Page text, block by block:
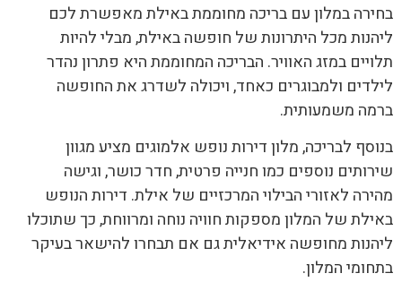
בחירה במלון עם בריכה מחוממת באילת מאפשרת לכם
ליהנות מכל היתרונות של חופשה באילת, מבלי להיות
תלויים במזג האוויר. הבריכה המחוממת היא פתרון נהדר
לילדים ולמבוגרים כאחד, ויכולה לשדרג את החופשה
ברמה משמעותית.
בנוסף לבריכה, מלון דירות נופש אלמוגים מציע מגוון
שירותים נוספים כמו חנייה פרטית, חדר כושר, וגישה
מהירה לאזורי הבילוי המרכזיים של אילת. דירות הנופש
באילת של המלון מספקות חוויה נוחה ומרווחת, כך שתוכלו
ליהנות מחופשה אידיאלית גם אם תבחרו להישאר בעיקר
בתחומי המלון.